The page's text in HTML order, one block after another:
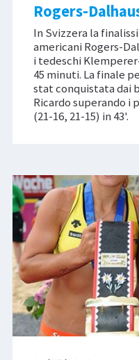
Rogers-
In Svizzera la
americani Rogers-
i tedeschi
45 minuti. La finale
stat conquistata dai
Ricardo superando i
(21-16, 21-15) in 43'.